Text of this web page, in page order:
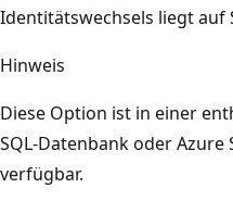
Identitätswechsels liegt auf
Hinweis
Diese Option ist in einer
SQL-Datenbank oder Azure
verfügbar.